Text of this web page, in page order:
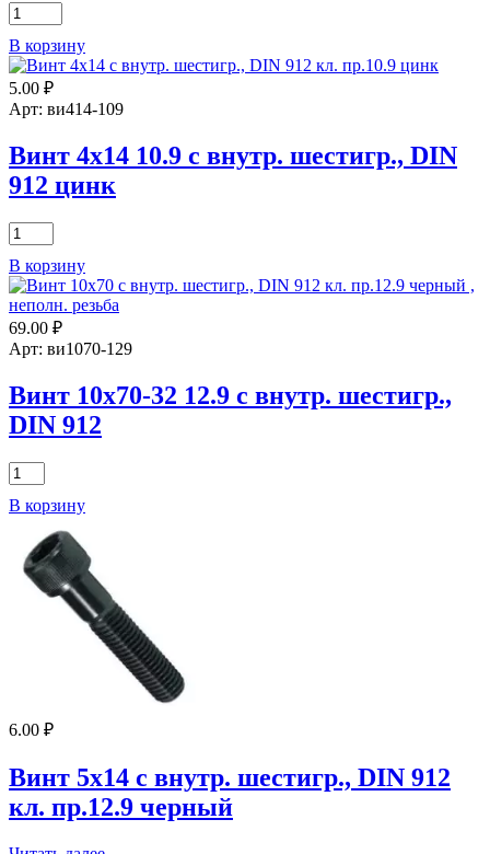
Количество
товара
Винт
10х30
12.9
с
шестигр.,
DIN
912
В корзину
5.00 ₽
Арт: ви414-109
Винт 4х14 10.9 с внутр. шестигр., DIN
912 цинк
Количество
товара
Винт
4х14
10.9
с
внутр.
DIN
912
цинк
В корзину
69.00 ₽
Арт: ви1070-129
Винт 10х70-32 12.9 с внутр. шестигр.,
DIN 912
Количество
товара
Винт
10х70-
12.9
В корзину
6.00 ₽
Винт 5х14 с внутр. шестигр., DIN 912
кл. пр.12.9 черный